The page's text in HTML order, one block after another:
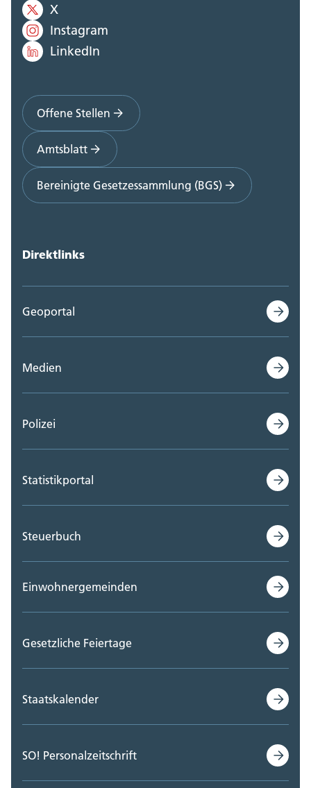
X
Instagram
LinkedIn
Offene Stellen
Amtsblatt
Bereinigte Gesetzessammlung (BGS)
Direktlinks
Geoportal
Medien
Polizei
Statistikportal
Steuerbuch
Einwohnergemeinden
Gesetzliche Feiertage
Staatskalender
SO! Personalzeitschrift